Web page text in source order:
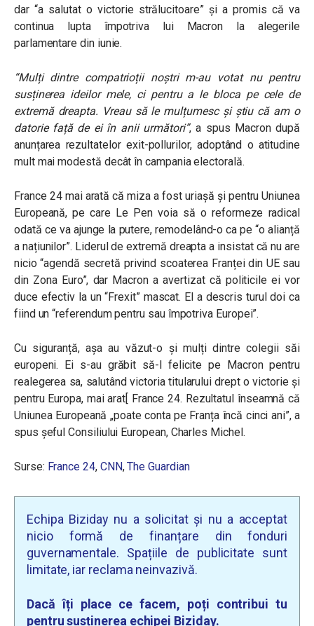
dar “a salutat o victorie strălucitoare” și a promis că va
continua lupta împotriva lui Macron la alegerile
parlamentare din iunie.
“Mulți dintre compatrioții noștri m-au votat nu pentru
susținerea ideilor mele, ci pentru a le bloca pe cele de
extremă dreapta. Vreau să le mulțumesc și știu că am o
datorie față de ei în anii următori”, a spus Macron după
anunțarea rezultatelor exit-pollurilor, adoptând o atitudine
mult mai modestă decât în campania electorală.
France 24 mai arată că miza a fost uriașă și pentru Uniunea
Europeană, pe care Le Pen voia să o reformeze radical
odată ce va ajunge la putere, remodelând-o ca pe “o alianță
a națiunilor”. Liderul de extremă dreapta a insistat că nu are
nicio “agendă secretă privind scoaterea Franței din UE sau
din Zona Euro”, dar Macron a avertizat că politicile ei vor
duce efectiv la un “Frexit” mascat. El a descris turul doi ca
fiind un “referendum pentru sau împotriva Europei”.
Cu siguranță, așa au văzut-o și mulți dintre colegii săi
europeni. Ei s-au grăbit să-l felicite pe Macron pentru
realegerea sa, salutând victoria titularului drept o victorie și
pentru Europa, mai arat[ France 24. Rezultatul înseamnă că
Uniunea Europeană „poate conta pe Franța încă cinci ani”, a
spus șeful Consiliului European, Charles Michel.
Surse: France 24, CNN,The Guardian
Echipa Biziday nu a solicitat și nu a acceptat
nicio formă de finanțare din fonduri
guvernamentale. Spațiile de publicitate sunt
limitate, iar reclama neinvazivă.
Dacă îți place ce facem, poți contribui tu
pentru susținerea echipei Biziday.